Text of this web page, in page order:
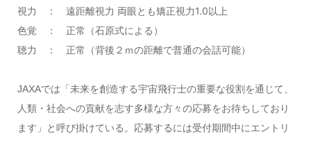
視力 ： 遠距離視力 両眼とも矯正視力1.0以上
色覚 ： 正常（石原式による）
聴力 ： 正常（背後２ｍの距離で普通の会話可能）
JAXAでは「未来を創造する宇宙飛行士の重要な役割を通じて、
人類・社会への貢献を志す多様な方々の応募をお待ちしており
ます」と呼び掛けている。応募するには受付期間中にエントリ